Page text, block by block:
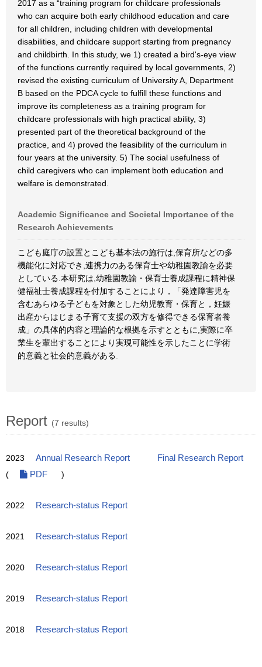
2017 as a “training program for childcare professionals
who can acquire both early childhood education and care
for all children, including children with developmental
disabilities, and childcare support starting from pregnancy
and childbirth. In this study, we 1) created a bird's-eye view
of the functions currently required by local governments, 2)
revised the existing curriculum of University A, Department
B based on the PDCA cycle to fulfill these functions and
improve its completeness as a training program for
childcare professionals with high practical ability, 3)
presented part of the theoretical background of the
practice, and 4) proved the feasibility of the curriculum in
four years at the university. 5) The social usefulness of
child caregivers who can implement both education and
welfare is demonstrated.
Academic Significance and Societal Importance of the
Research Achievements
こども庭庁の設置とこども基本法の施行は,保育所などの多
機能化に対応でき,連携力のある保育士や幼稚園教諭を必要
としている.本研究は,幼稚園教諭・保育士養成課程に精神保
健福祉士養成課程を付加することにより，「発達障害児を
含むあらゆる子どもを対象とした幼児教育・保育と，妊娠
出産からはじまる子育て支援の双方を修得できる保育者養
成」の具体的内容と理論的な根拠を示すとともに,実際に卒
業生を輩出することにより実現可能性を示したことに学術
的意義と社会的意義がある.
Report (7 results)
2023 Annual Research Report
Final Research Report
(
PDF )
2022 Research-status Report
2021 Research-status Report
2020 Research-status Report
2019 Research-status Report
2018 Research-status Report